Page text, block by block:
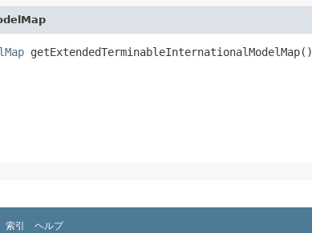
getExtendedTerminableInternationalModelMap()
索引 ヘルプ